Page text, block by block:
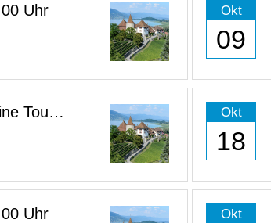
Uhr Okt
09
Tour
Okt
18
Uhr Okt